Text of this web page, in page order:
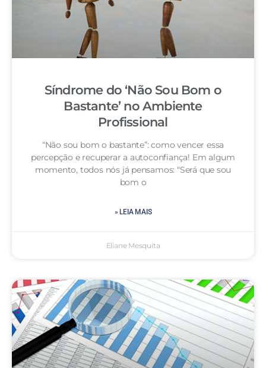
Síndrome do ‘Não Sou Bom o
Bastante’ no Ambiente
Profissional
“Não sou bom o bastante”: como vencer essa
percepção e recuperar a autoconfiança! Em algum
momento, todos nós já pensamos: “Será que sou
bom o
» LEIA MAIS
Eliane Mesquita